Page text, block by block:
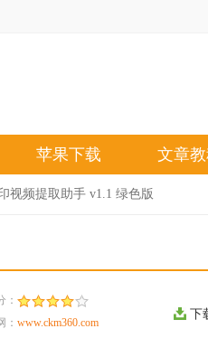
苹果下载 文章
视频提取助手 v1.1 绿色版
：
： www.ckm360.com
下